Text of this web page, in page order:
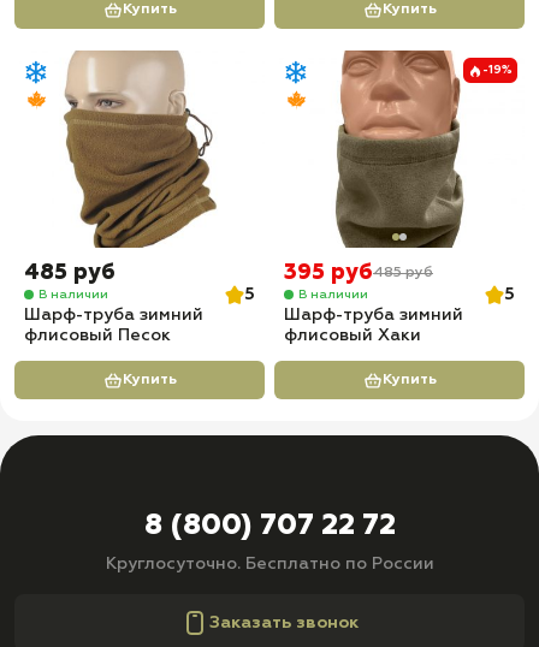
Купить Купить
485 руб
В наличии
5
Шарф-труба зимний
флисовый Песок
Купить
-19%
395 руб485 руб
В наличии
5
Шарф-труба зимний
флисовый Хаки
Купить
8 (800) 707 22 72
Круглосуточно. Бесплатно по России
Заказать звонок